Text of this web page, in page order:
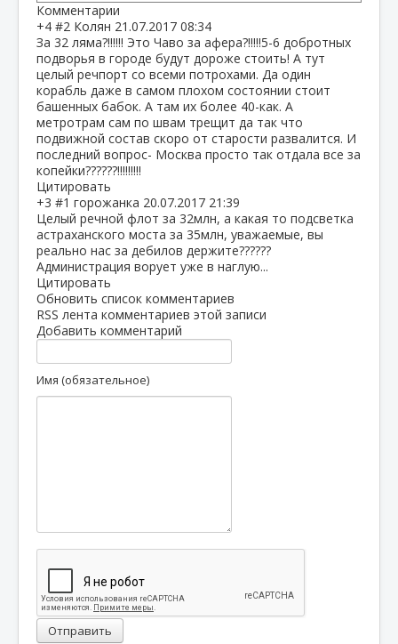
Комментарии
+4 #2 Колян 21.07.2017 08:34
За 32 ляма?!!!!!! Это Чаво за афера?!!!!!5-6 добротных
подворья в городе будут дороже стоить! А тут
целый речпорт со всеми потрохами. Да один
корабль даже в самом плохом состоянии стоит
башенных бабок. А там их более 40-как. А
метротрам сам по швам трещит да так что
подвижной состав скоро от старости развалится. И
последний вопрос- Москва просто так отдала все за
копейки??????!!!!!!!!!
Цитировать
+3 #1 горожанка 20.07.2017 21:39
Целый речной флот за 32млн, а какая то подсветка
астраханского моста за 35млн, уважаемые, вы
реально нас за дебилов держите??????
Администрация ворует уже в наглую...
Цитировать
Обновить список комментариев
RSS лента комментариев этой записи
Добавить комментарий
Имя (обязательное)
Отправить